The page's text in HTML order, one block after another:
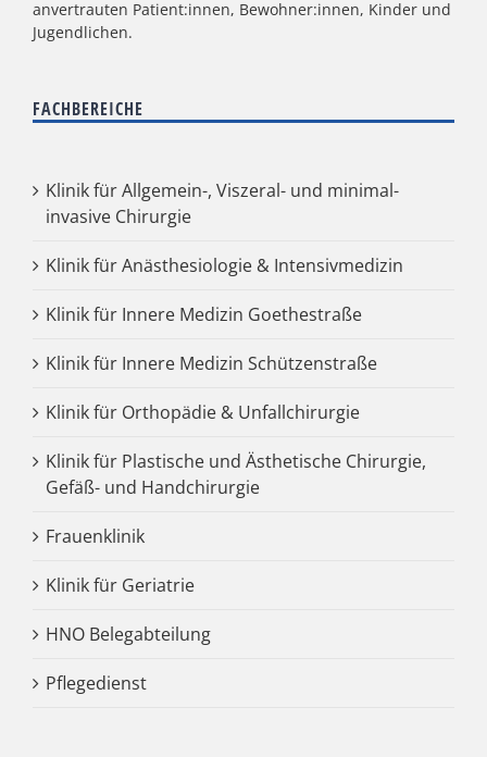
anvertrauten Patient:innen, Bewohner:innen, Kinder und
Jugendlichen.
FACHBEREICHE
Klinik für Allgemein-, Viszeral- und minimal-
invasive Chirurgie
Klinik für Anästhesiologie & Intensivmedizin
Klinik für Innere Medizin Goethestraße
Klinik für Innere Medizin Schützenstraße
Klinik für Orthopädie & Unfallchirurgie
Klinik für Plastische und Ästhetische Chirurgie,
Gefäß- und Handchirurgie
Frauenklinik
Klinik für Geriatrie
HNO Belegabteilung
Pflegedienst